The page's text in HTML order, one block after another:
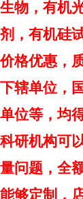
生物，有机
剂，有机硅
价格优惠，
下辖单位，
单位等，均
科研机构可
量问题，全
能够定制，